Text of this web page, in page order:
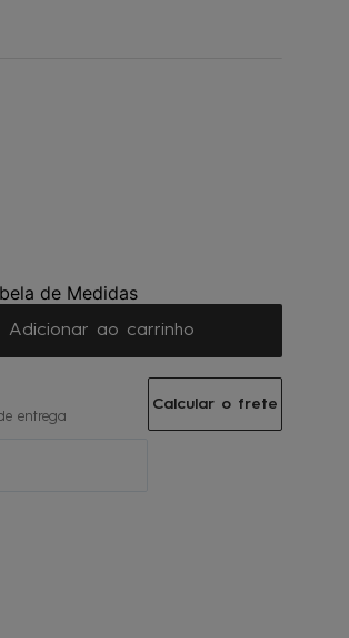
de Medidas
Adicionar ao carrinho
Calcular o frete